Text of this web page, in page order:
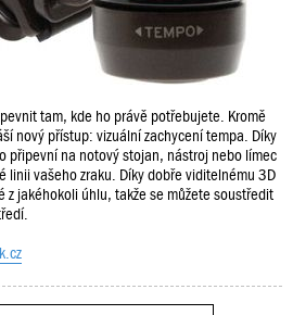
tam, kde ho právě potřebujete. Kromě
nový přístup: vizuální zachycení tempa. Díky
připevní na notový stojan, nástroj nebo límec
linii vašeho zraku. Díky dobře viditelnému 3D
jakéhokoli úhlu, takže se můžete soustředit